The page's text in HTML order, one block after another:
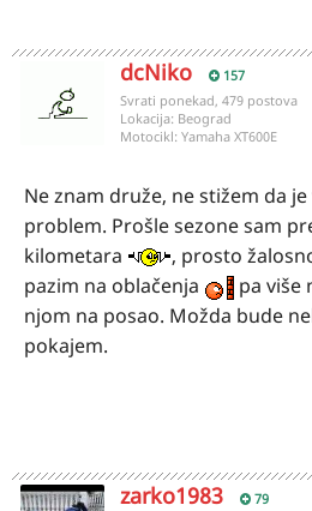
dcNiko 157
Svrati ponekad, 479 postova
Lokacija: Beograd
Motocikl: Yamaha XT600E
Ne znam druže, ne stižem da
problem. Prošle sezone sam
kilometara
, prosto
pazim na oblačenja
pa više
njom na posao. Možda bude
pokajem.
zarko1983 79